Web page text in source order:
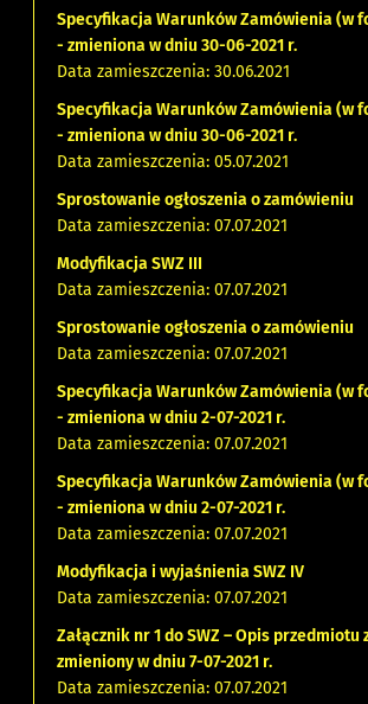
Specyfikacja Warunków Zamówienia (w
- zmieniona w dniu 30-06-2021 r.
Data zamieszczenia: 30.06.2021
Specyfikacja Warunków Zamówienia (w
- zmieniona w dniu 30-06-2021 r.
Data zamieszczenia: 05.07.2021
Sprostowanie ogłoszenia o zamówieniu
Data zamieszczenia: 07.07.2021
Modyfikacja SWZ III
Data zamieszczenia: 07.07.2021
Sprostowanie ogłoszenia o zamówieniu
Data zamieszczenia: 07.07.2021
Specyfikacja Warunków Zamówienia (w
- zmieniona w dniu 2-07-2021 r.
Data zamieszczenia: 07.07.2021
Specyfikacja Warunków Zamówienia (w
- zmieniona w dniu 2-07-2021 r.
Data zamieszczenia: 07.07.2021
Modyfikacja i wyjaśnienia SWZ IV
Data zamieszczenia: 07.07.2021
Załącznik nr 1 do SWZ – Opis przedmiotu
zmieniony w dniu 7-07-2021 r.
Data zamieszczenia: 07.07.2021